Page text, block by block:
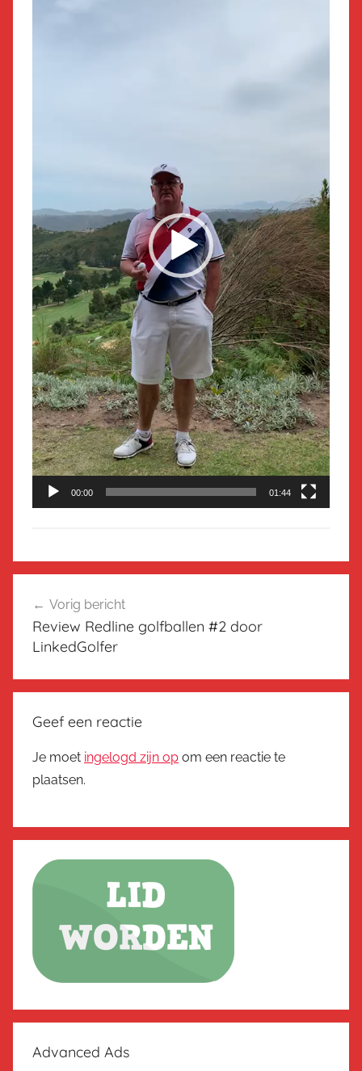
00:00 01:44
navigatie
Vorig bericht
Review Redline golfballen #2 door
LinkedGolfer
Geef een reactie
Je moet ingelogd zijn op om een reactie te
plaatsen.
Advanced Ads